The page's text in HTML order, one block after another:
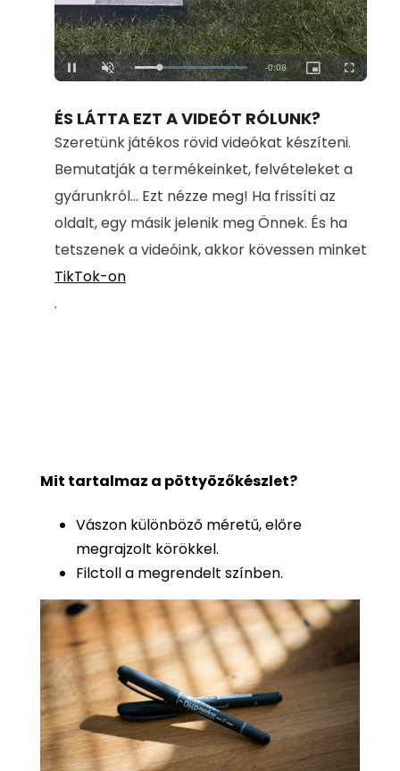
Unmute Loaded:
100.00%
ÉS LÁTTA EZT A VIDEÓT RÓLUNK?
Szeretünk játékos rövid videókat készíteni.
Bemutatják a termékeinket, felvételeket a
gyárunkról... Ezt nézze meg! Ha frissíti az
oldalt, egy másik jelenik meg Önnek. És ha
tetszenek a videóink, akkor kövessen minket
TikTok-on
.
Mit tartalmaz a pöttyözőkészlet?
Vászon különböző méretű, előre
megrajzolt körökkel.
Filctoll a megrendelt színben.